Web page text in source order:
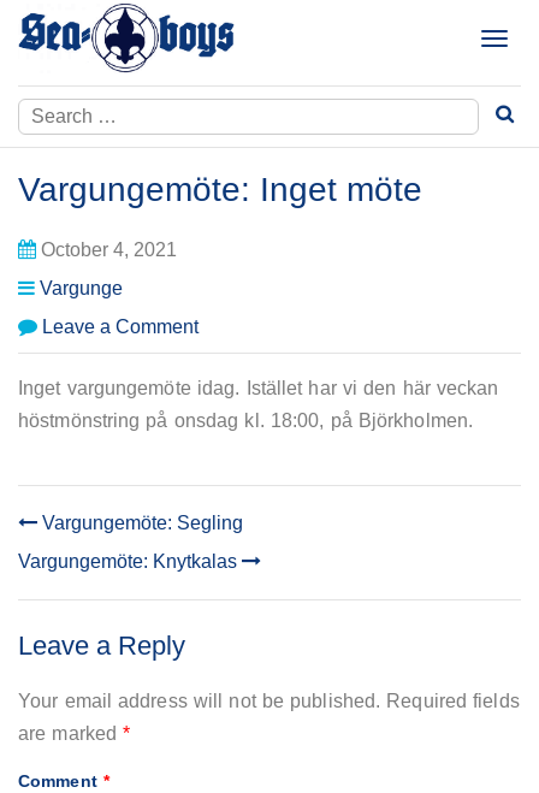
Skip
T
g
l
t
i
Search
for:
Vargungemöte: Inget möte
October 4, 2021
Vargunge
Leave a Commenton
Vargungemöte:
Inget
möte
Inget vargungemöte idag. Istället har vi den här veckan
höstmönstring på onsdag kl. 18:00, på Björkholmen.
POST
NAVIGATION
Vargungemöte: Segling
Vargungemöte: Knytkalas
Leave a Reply
Your email address will not be published. Required fields
are marked*
Comment *